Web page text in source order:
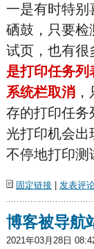
一是有时特别
硒鼓，只要检
试页，也有很
是打印任务
系统栏取消，
存的打印任务
光打印机会出
不停地打印
固定链接| 发表评
博客被导航
2021年03月28日